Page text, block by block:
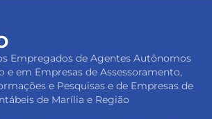
Empregados de Agentes Autônomos
e em Empresas de Assessoramento,
e Pesquisas e de Empresas de
de Marília e Região